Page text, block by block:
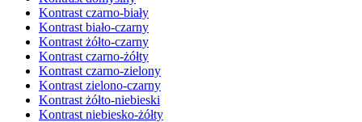
Kontrast czarno-biały
Kontrast biało-czarny
Kontrast żółto-czarny
Kontrast czarno-żółty
Kontrast czarno-zielony
Kontrast zielono-czarny
Kontrast żółto-niebieski
Kontrast niebiesko-żółty